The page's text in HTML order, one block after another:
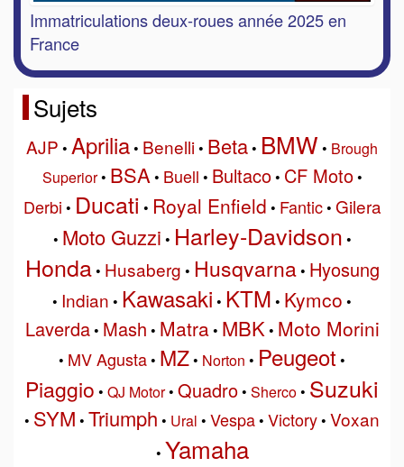
Immatriculations deux-roues année 2025 en
France
Sujets
AJP • Aprilia• Benelli• Beta• BMW • Brough
Superior• BSA• Buell • Bultaco• CF Moto•
Derbi • Ducati • Royal Enfield • Fantic• Gilera
• Moto Guzzi • Harley-Davidson •
Honda• Husaberg • Husqvarna• Hyosung
• Indian • Kawasaki • KTM • Kymco •
Laverda• Mash • Matra• MBK• Moto Morini
• MV Agusta• MZ• Norton • Peugeot •
Piaggio • QJ Motor• Quadro• Sherco• Suzuki
• SYM • Triumph • Ural • Vespa• Victory• Voxan
• Yamaha